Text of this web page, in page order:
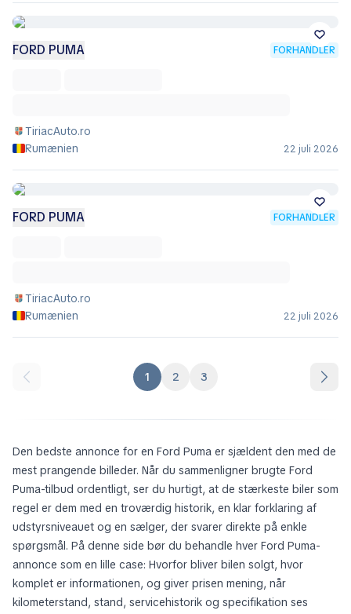
FORD PUMA FORHANDLER
TiriacAuto.ro
Rumænien
22 juli 2026
FORD PUMA FORHANDLER
TiriacAuto.ro
Rumænien
22 juli 2026
1 2 3
Den bedste annonce for en Ford Puma er sjældent den med de
mest prangende billeder. Når du sammenligner brugte Ford
Puma-tilbud ordentligt, ser du hurtigt, at de stærkeste biler som
regel er dem med en troværdig historik, en klar forklaring af
udstyrsniveauet og en sælger, der svarer direkte på enkle
spørgsmål. På denne side bør du behandle hver Ford Puma-
annonce som en lille case: Hvorfor bliver bilen solgt, hvor
komplet er informationen, og giver prisen mening, når
kilometerstand, stand, servicehistorik og specifikation ses